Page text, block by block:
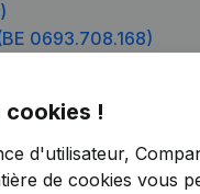
0693.708.168)
cookies !
d'utilisateur,
de cookies vous